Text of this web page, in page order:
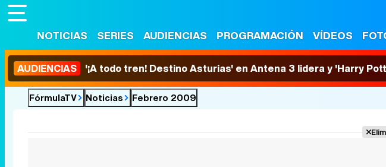
NOTICIAS SERIES AUDIENCIAS PROGRAMACIÓN VÍDEOS
AUDIENCIAS '¡A todo tren! Destino Asturias' en Antena 3 lidera y 'Harry
FórmulaTV Noticias Febrero 2009